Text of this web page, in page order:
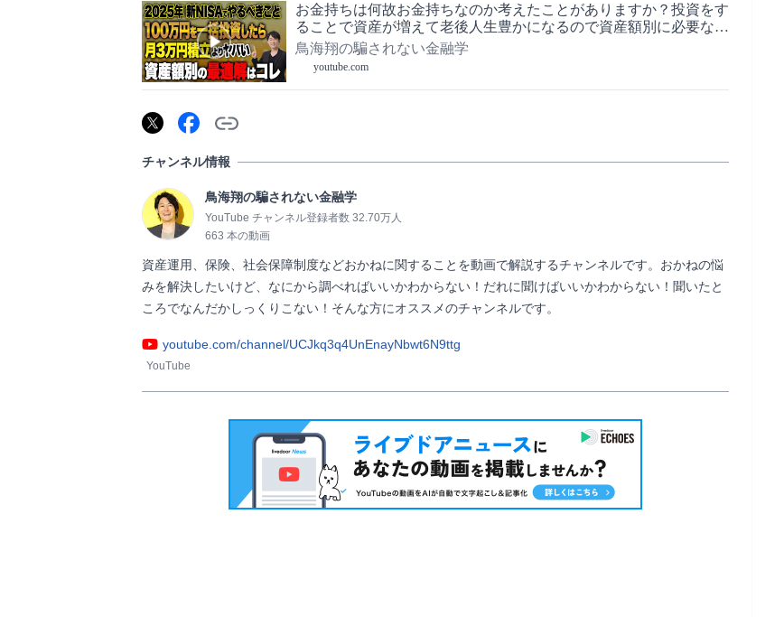
お金持ちは何故お金持ちなのか考えたことがありますか？投資をす
ることで資産が増えて老後人生豊かになるので資産額別に必要な考
え方や習慣について紹介します！
鳥海翔の騙されない金融学
youtube.com
チャンネル情報
鳥海翔の騙されない金融学
YouTube チャンネル登録者数 32.70万人
663 本の動画
資産運用、保険、社会保障制度などおかねに関することを動画で解説するチャンネルです。おかねの悩
みを解決したいけど、なにから調べればいいかわからない！だれに聞けばいいかわからない！聞いたと
ころでなんだかしっくりこない！そんな方にオススメのチャンネルです。
youtube.com/channel/UCJkq3q4UnEnayNbwt6N9ttg
YouTube